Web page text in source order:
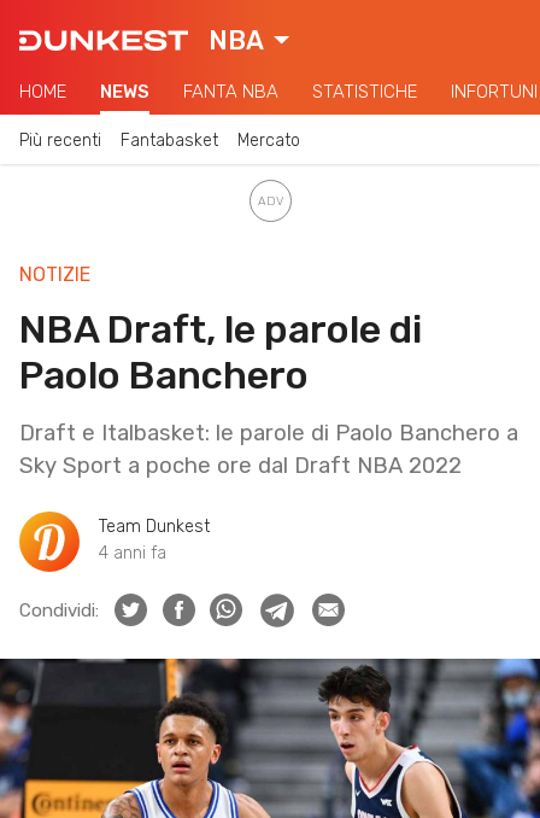
NBA
HOME NEWS FANTA NBA STATISTICHE INFORTUNI
Più recenti Fantabasket Mercato
NOTIZIE
NBA Draft, le parole di
Paolo Banchero
Draft e Italbasket: le parole di Paolo Banchero a
Sky Sport a poche ore dal Draft NBA 2022
Team Dunkest
4 anni fa
Condividi: